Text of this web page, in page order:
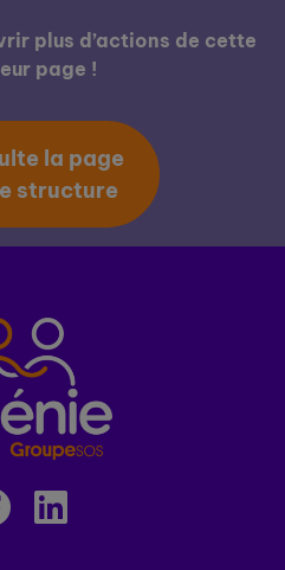
plus d’actions de cette
page !
la page
structure